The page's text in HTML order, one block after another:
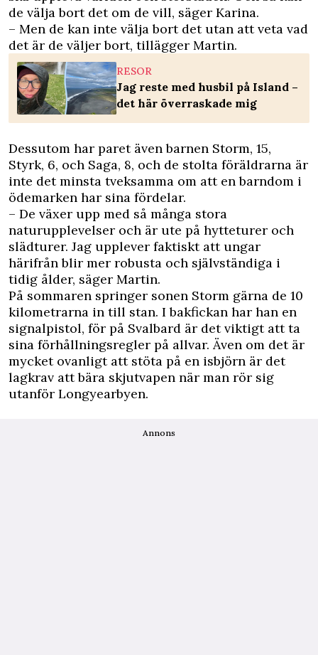
de välja bort det om de vill, säger Karina.
– Men de kan inte välja bort det utan att veta vad
det är de väljer bort, tillägger Martin.
RESOR
Jag reste med husbil på Island –
det här överraskade mig
Dessutom har paret även barnen Storm, 15,
Styrk, 6, och Saga, 8, och de stolta föräldrarna är
inte det minsta tveksamma om att en barndom i
ödemarken har sina fördelar.
– De växer upp med så många stora
naturupplevelser och är ute på hytteturer och
slädturer. Jag upplever faktiskt att ungar
härifrån blir mer robusta och självständiga i
tidig ålder, säger Martin.
På sommaren springer sonen Storm gärna de 10
kilometrarna in till stan. I bakfickan har han en
signalpistol, för på Svalbard är det viktigt att ta
sina förhållningsregler på allvar. Även om det är
mycket ovanligt att stöta på en isbjörn är det
lagkrav att bära skjutvapen när man rör sig
utanför Longyearbyen.
Annons